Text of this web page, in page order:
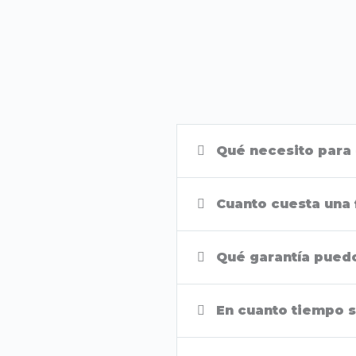
Qué necesito para
Cuanto cuesta una
Qué garantía
En cuanto tiempo